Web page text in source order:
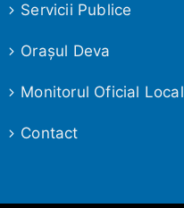
Servicii Publice
Oraşul Deva
Monitorul Oficial Local
Contact